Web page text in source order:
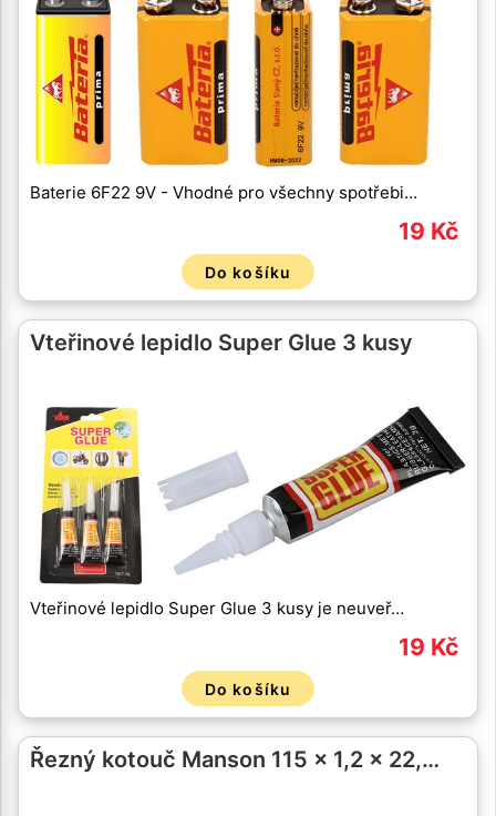
Baterie 6F22 9V - Vhodné pro všechny spotřebi…
19 Kč
Do košíku
Vteřinové lepidlo Super Glue 3 kusy
Vteřinové lepidlo Super Glue 3 kusy je neuveř…
19 Kč
Do košíku
Řezný kotouč Manson 115 x 1,2 x 22,…